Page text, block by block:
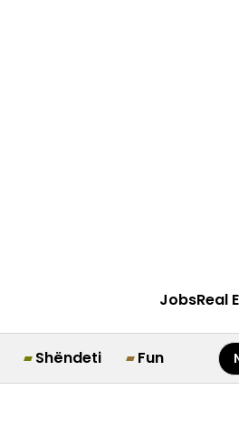
JobsReal
Shëndeti Fun